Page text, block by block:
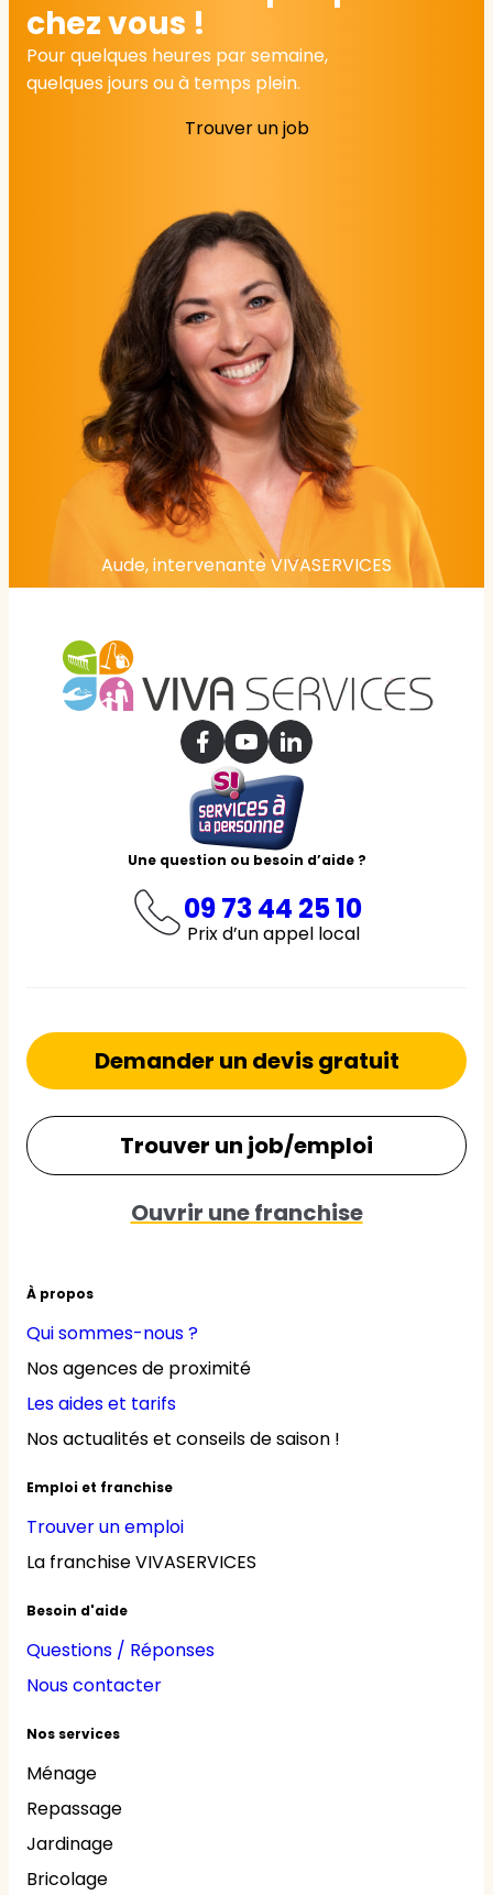
chez vous !
Pour quelques heures par semaine,
quelques jours ou à temps plein.
Trouver un job
Aude, intervenante VIVASERVICES
Une question ou besoin d’aide ?
09 73 44 25 10
Prix d’un appel local
À propos
Qui sommes-nous ?
Nos agences de proximité
Les aides et tarifs
Nos actualités et conseils de saison !
Emploi et franchise
Trouver un emploi
La franchise VIVASERVICES
Besoin d'aide
Questions / Réponses
Nous contacter
Nos services
Ménage
Repassage
Jardinage
Bricolage
Demander un devis gratuit
Trouver un job/emploi
Ouvrir une franchise